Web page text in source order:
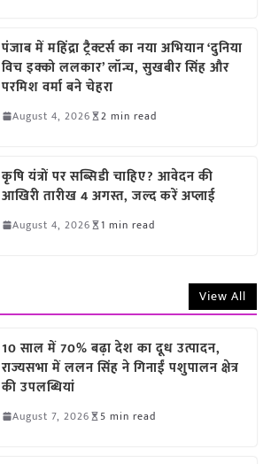
पंजाब में महिंद्रा ट्रैक्टर्स का नया अभियान ‘दुनिया
विच इक्को ललकार’ लॉन्च, सुखबीर सिंह और
परमिश वर्मा बने चेहरा
August 4, 2026 2 min read
कृषि यंत्रों पर सब्सिडी चाहिए? आवेदन की
आखिरी तारीख 4 अगस्त, जल्द करें अप्लाई
August 4, 2026 1 min read
View All
10 साल में 70% बढ़ा देश का दूध उत्पादन,
राज्यसभा में ललन सिंह ने गिनाईं पशुपालन क्षेत्र
की उपलब्धियां
August 7, 2026 5 min read